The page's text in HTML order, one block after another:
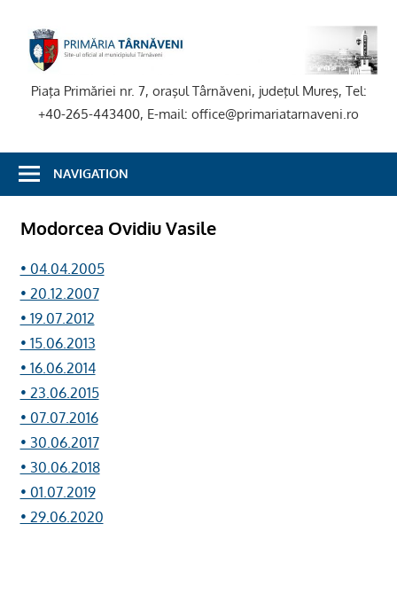
content
Piaţa Primăriei nr. 7, oraşul Târnăveni, judeţul Mureş, Tel:
+40-265-443400, E-mail: office@primariatarnaveni.ro
NAVIGATION
Modorcea Ovidiu Vasile
• 04.04.2005
• 20.12.2007
• 19.07.2012
• 15.06.2013
• 16.06.2014
• 23.06.2015
• 07.07.2016
• 30.06.2017
• 30.06.2018
• 01.07.2019
• 29.06.2020